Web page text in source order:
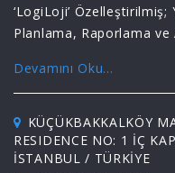
‘LogiLoji’
Planlama, Raporlama
Devamını Oku...
KÜÇÜKBAKKALKÖY
RESIDENCE NO: 1 İÇ
İSTANBUL / TÜRKİYE